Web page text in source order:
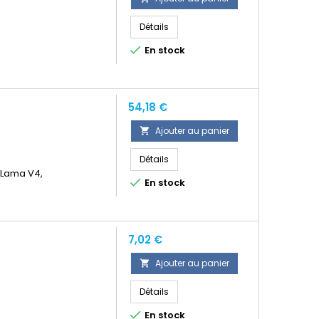
Détails
 En stock
V4,
Prix
54,18 €
 Ajouter au panier
Détails
 En stock
Prix
7,02 €
 Ajouter au panier
Détails
 En stock